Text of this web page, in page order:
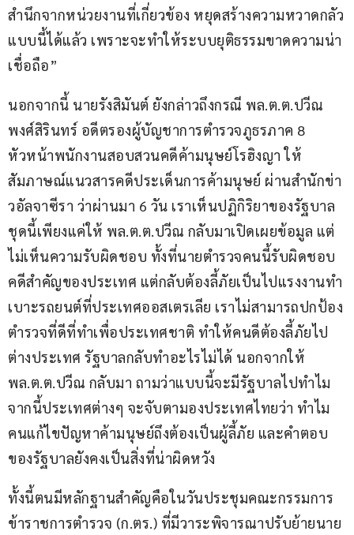
สำนึกจากหน่วยงานที่เกี่ยวข้อง หยุดสร้างความหวาดกลัว
แบบนี้ได้แล้ว เพราะจะทำให้ระบบยุติธรรมขาดความน่า
เชื่อถือ”
นอกจากนี้ นายรังสิมันต์ ยังกล่าวถึงกรณี พล.ต.ต.ปวีณ
พงศ์สิรินทร์ อดีตรองผู้บัญชาการตำรวจภูธรภาค 8
หัวหน้าพนักงานสอบสวนคดีค้ามนุษย์โรฮิงญา ให้
สัมภาษณ์แนวสารคดีประเด็นการค้ามนุษย์ ผ่านสำนักข่า
วอัลจาซีรา ว่าผ่านมา 6 วัน เราเห็นปฏิกิริยาของรัฐบาล
ชุดนี้เพียงแค่ให้ พล.ต.ต.ปวีณ กลับมาเปิดเผยข้อมูล แต่
ไม่เห็นความรับผิดชอบ ทั้งที่นายตำรวจคนนี้รับผิดชอบ
คดีสำคัญของประเทศ แต่กลับต้องลี้ภัยเป็นไปแรงงานทำ
เบาะรถยนต์ที่ประเทศออสเตรเลีย เราไม่สามารถปกป้อง
ตำรวจที่ดีที่ทำเพื่อประเทศชาติ ทำให้คนดีต้องลี้ภัยไป
ต่างประเทศ รัฐบาลกลับทำอะไรไม่ได้ นอกจากให้
พล.ต.ต.ปวีณ กลับมา ถามว่าแบบนี้จะมีรัฐบาลไปทำไม
จากนี้ประเทศต่างๆ จะจับตามองประเทศไทยว่า ทำไม
คนแก้ไขปัญหาค้ามนุษย์ถึงต้องเป็นผู้ลี้ภัย และคำตอบ
ของรัฐบาลยังคงเป็นสิ่งที่น่าผิดหวัง
ทั้งนี้ตนมีหลักฐานสำคัญคือในวันประชุมคณะกรรมการ
ข้าราชการตำรวจ (ก.ตร.) ที่มีวาระพิจารณาปรับย้ายนาย